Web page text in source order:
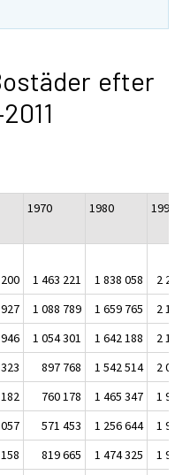
efter
1970 1980
1 463 221 1 838 058
2 209
1 088 789 1 659 765
2 132
1 054 301 1 642 188
2 105
897 768 1 542 514
2 052
760 178 1 465 347
1 984
571 453 1 256 644
1 938
819 665 1 474 325
1 963